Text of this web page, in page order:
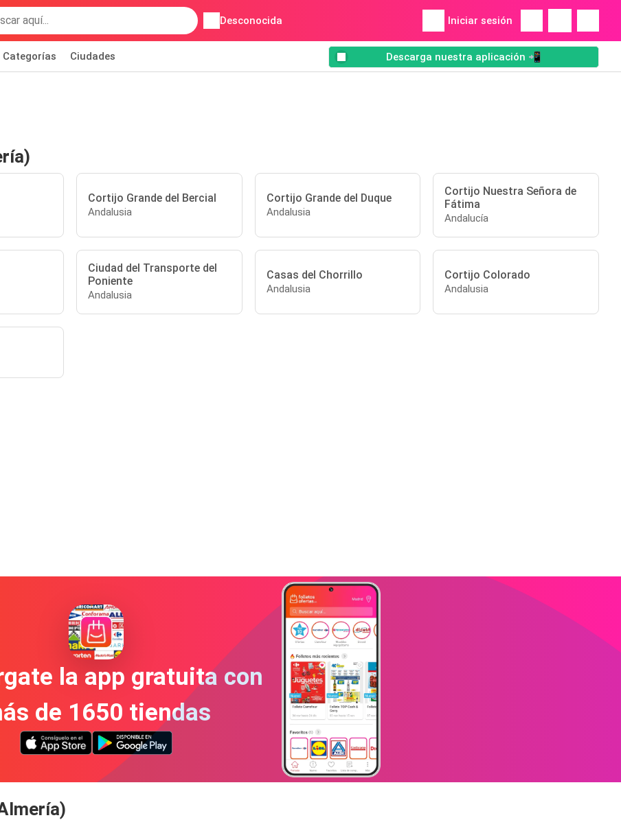
Desconocida Iniciar sesión
Categorías Ciudades Descarga nuestra aplicación 📲
Cortijo Grande del Bercial
Andalusia
Cortijo Grande del Duque
Andalusia
Cortijo Nuestra Señora de
Fátima
Andalucía
Ciudad del Transporte del
Poniente
Andalusia
Casas del Chorrillo
Andalusia
Cortijo Colorado
Andalusia
la app gratuita con
de 1650 tiendas